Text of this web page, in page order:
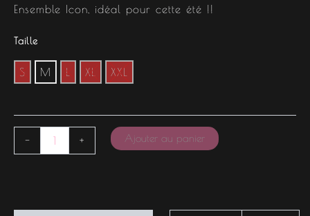
Ensemble Icon, idéal pour cette été !!
Taille
S M L XL XXL
- + Ajouter au panier